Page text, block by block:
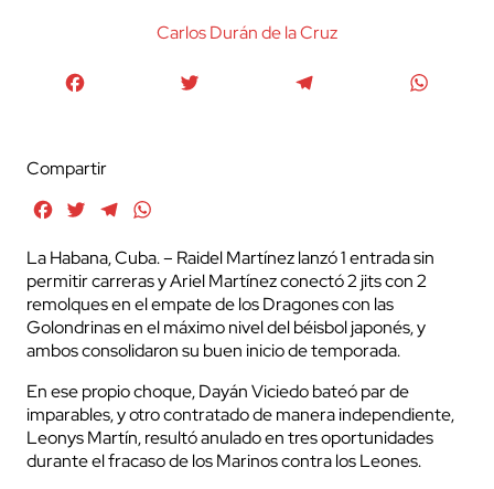
Carlos Durán de la Cruz
Compartir
FacebookTwitterTelegram
La Habana, Cuba. – Raidel Martínez lanzó 1 entrada sin
permitir carreras y Ariel Martínez conectó 2 jits con 2
remolques en el empate de los Dragones con las
Golondrinas en el máximo nivel del béisbol japonés, y
ambos consolidaron su buen inicio de temporada.
En ese propio choque, Dayán Viciedo bateó par de
imparables, y otro contratado de manera independiente,
Leonys Martín, resultó anulado en tres oportunidades
durante el fracaso de los Marinos contra los Leones.